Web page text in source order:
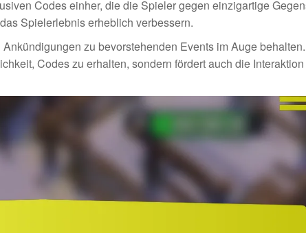
Codes einher, die die Spieler gegen einzigartige
Spielerlebnis erheblich verbessern.
zu bevorstehenden Events im Auge
Codes zu erhalten, sondern fördert auch die